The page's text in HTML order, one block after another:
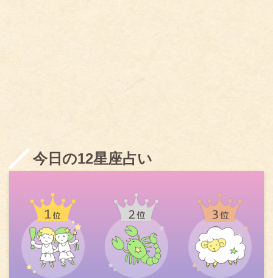
今日の12星座占い